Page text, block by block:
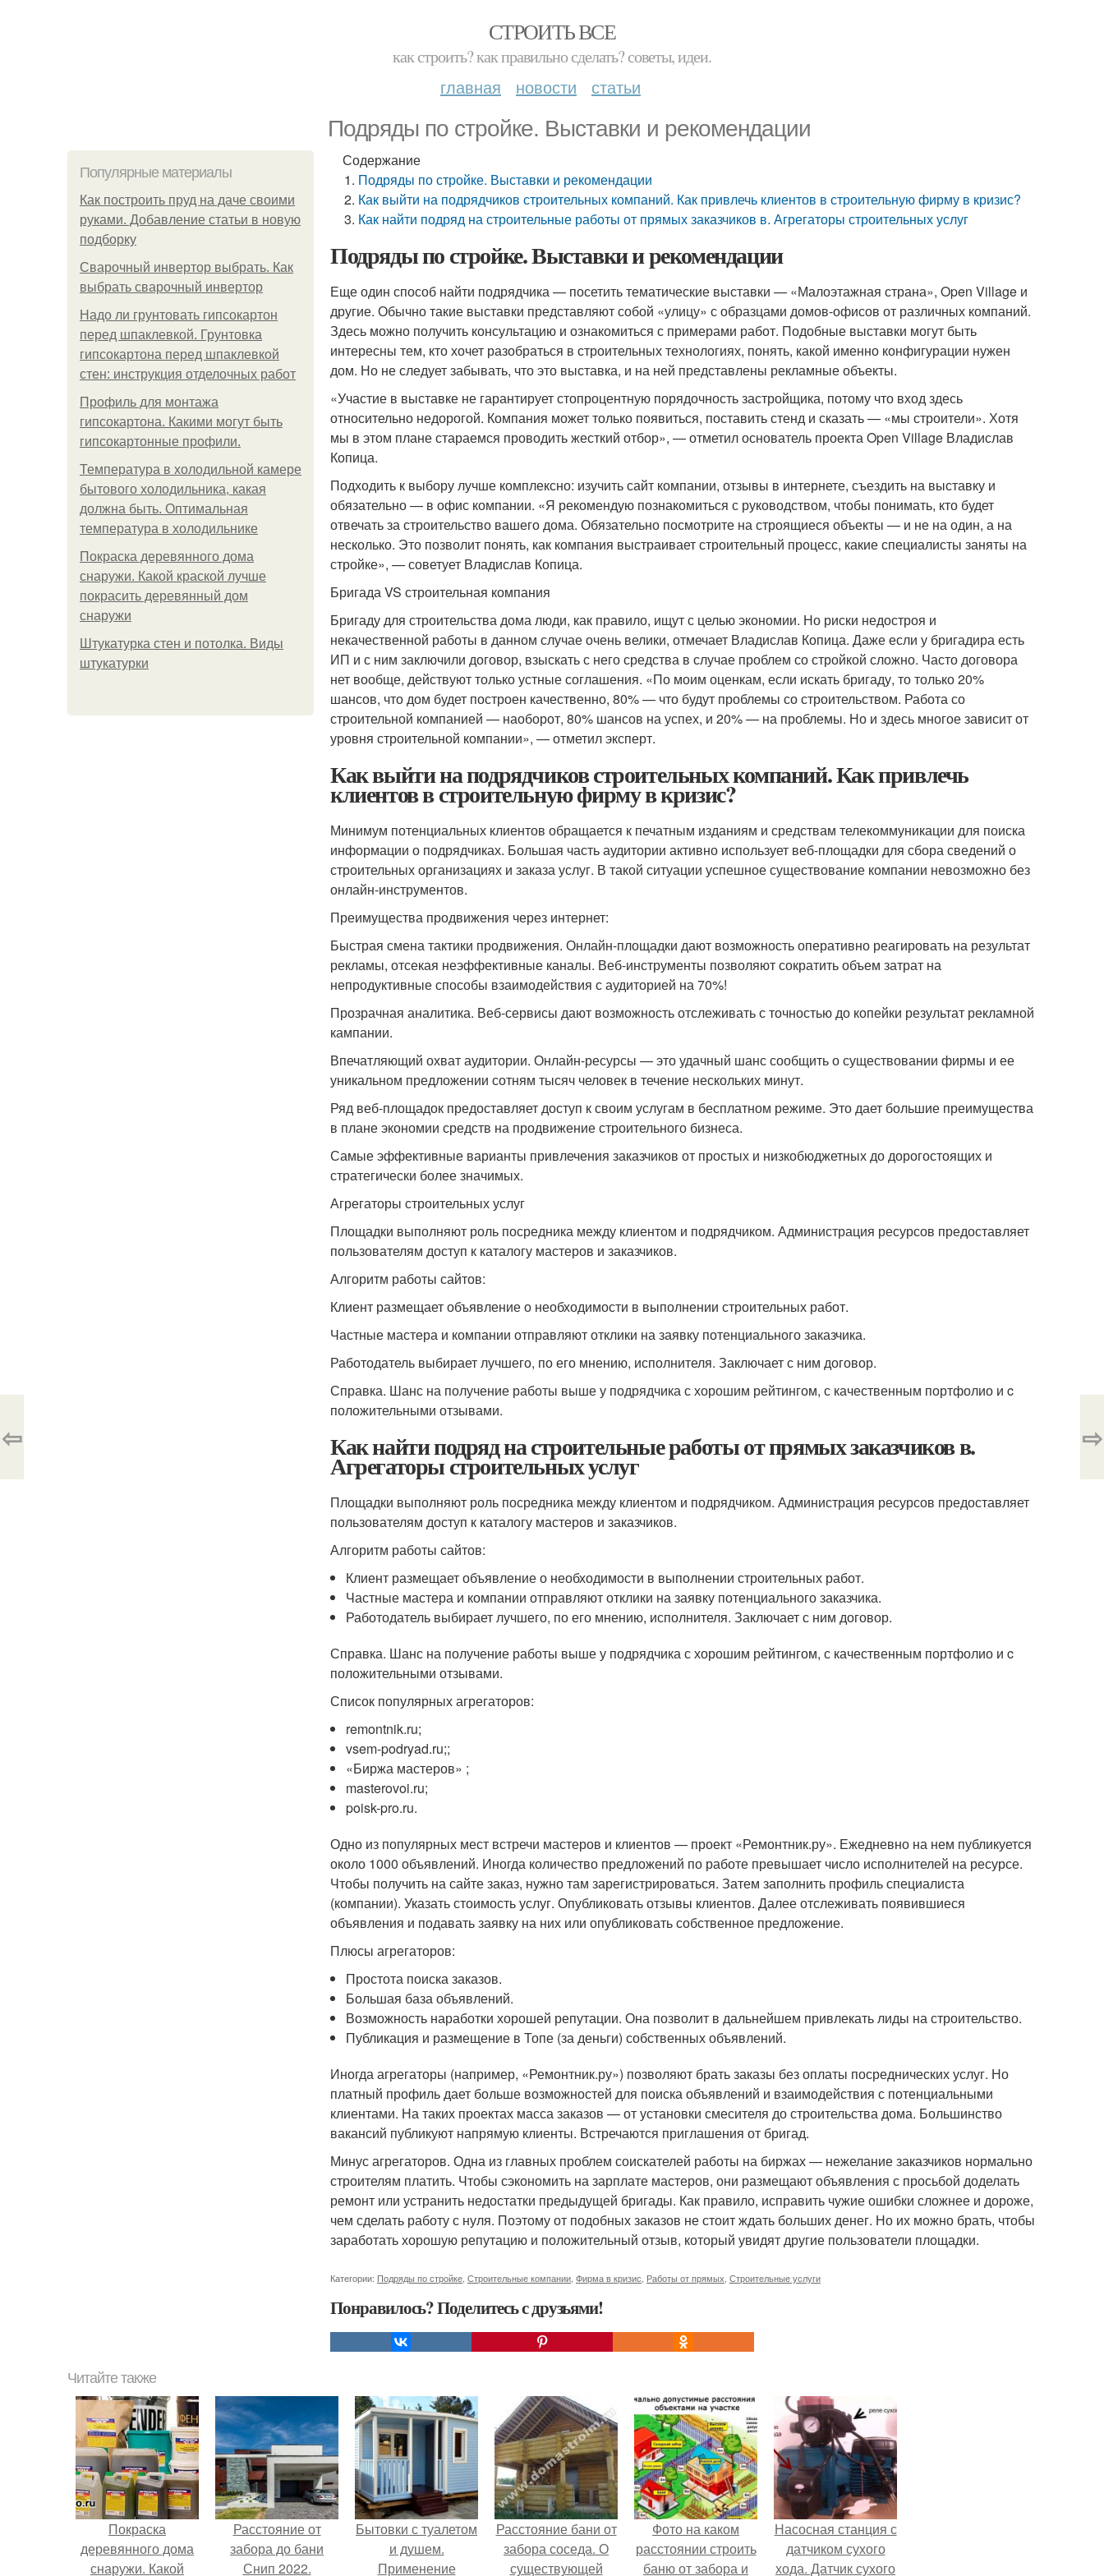
СТРОИТЬ ВСЕ
как строить? как правильно сделать? советы, идеи.
главная новости статьи
Подряды по стройке. Выставки и рекомендации
Популярные материалы
Как построить пруд на даче своими
руками. Добавление статьи в новую
подборку
Сварочный инвертор выбрать. Как
выбрать сварочный инвертор
Надо ли грунтовать гипсокартон
перед шпаклевкой. Грунтовка
гипсокартона перед шпаклевкой
стен: инструкция отделочных работ
Профиль для монтажа
гипсокартона. Какими могут быть
гипсокартонные профили.
Температура в холодильной камере
бытового холодильника, какая
должна быть. Оптимальная
температура в холодильнике
Покраска деревянного дома
снаружи. Какой краской лучше
покрасить деревянный дом
снаружи
Штукатурка стен и потолка. Виды
штукатурки
Содержание
Подряды по стройке. Выставки и рекомендации
Как выйти на подрядчиков строительных компаний. Как привлечь клиентов в строительную фирму в кризис?
Как найти подряд на строительные работы от прямых заказчиков в. Агрегаторы строительных услуг
Подряды по стройке. Выставки и рекомендации
Еще один способ найти подрядчика — посетить тематические выставки — «Малоэтажная страна», Open Village и
другие. Обычно такие выставки представляют собой «улицу» с образцами домов-офисов от различных компаний.
Здесь можно получить консультацию и ознакомиться с примерами работ. Подобные выставки могут быть
интересны тем, кто хочет разобраться в строительных технологиях, понять, какой именно конфигурации нужен
дом. Но не следует забывать, что это выставка, и на ней представлены рекламные объекты.
«Участие в выставке не гарантирует стопроцентную порядочность застройщика, потому что вход здесь
относительно недорогой. Компания может только появиться, поставить стенд и сказать — «мы строители». Хотя
мы в этом плане стараемся проводить жесткий отбор», — отметил основатель проекта Open Village Владислав
Копица.
Подходить к выбору лучше комплексно: изучить сайт компании, отзывы в интернете, съездить на выставку и
обязательно — в офис компании. «Я рекомендую познакомиться с руководством, чтобы понимать, кто будет
отвечать за строительство вашего дома. Обязательно посмотрите на строящиеся объекты — и не на один, а на
несколько. Это позволит понять, как компания выстраивает строительный процесс, какие специалисты заняты на
стройке», — советует Владислав Копица.
Бригада VS строительная компания
Бригаду для строительства дома люди, как правило, ищут с целью экономии. Но риски недостроя и
некачественной работы в данном случае очень велики, отмечает Владислав Копица. Даже если у бригадира есть
ИП и с ним заключили договор, взыскать с него средства в случае проблем со стройкой сложно. Часто договора
нет вообще, действуют только устные соглашения. «По моим оценкам, если искать бригаду, то только 20%
шансов, что дом будет построен качественно, 80% — что будут проблемы со строительством. Работа со
строительной компанией — наоборот, 80% шансов на успех, и 20% — на проблемы. Но и здесь многое зависит от
уровня строительной компании», — отметил эксперт.
Как выйти на подрядчиков строительных компаний. Как привлечь
клиентов в строительную фирму в кризис?
Минимум потенциальных клиентов обращается к печатным изданиям и средствам телекоммуникации для поиска
информации о подрядчиках. Большая часть аудитории активно использует веб-площадки для сбора сведений о
строительных организациях и заказа услуг. В такой ситуации успешное существование компании невозможно без
онлайн-инструментов.
Преимущества продвижения через интернет:
Быстрая смена тактики продвижения. Онлайн-площадки дают возможность оперативно реагировать на результат
рекламы, отсекая неэффективные каналы. Веб-инструменты позволяют сократить объем затрат на
непродуктивные способы взаимодействия с аудиторией на 70%!
Прозрачная аналитика. Веб-сервисы дают возможность отслеживать с точностью до копейки результат рекламной
кампании.
Впечатляющий охват аудитории. Онлайн-ресурсы — это удачный шанс сообщить о существовании фирмы и ее
уникальном предложении сотням тысяч человек в течение нескольких минут.
Ряд веб-площадок предоставляет доступ к своим услугам в бесплатном режиме. Это дает большие преимущества
в плане экономии средств на продвижение строительного бизнеса.
Самые эффективные варианты привлечения заказчиков от простых и низкобюджетных до дорогостоящих и
стратегически более значимых.
Агрегаторы строительных услуг
Площадки выполняют роль посредника между клиентом и подрядчиком. Администрация ресурсов предоставляет
пользователям доступ к каталогу мастеров и заказчиков.
Алгоритм работы сайтов:
Клиент размещает объявление о необходимости в выполнении строительных работ.
Частные мастера и компании отправляют отклики на заявку потенциального заказчика.
Работодатель выбирает лучшего, по его мнению, исполнителя. Заключает с ним договор.
Справка. Шанс на получение работы выше у подрядчика с хорошим рейтингом, с качественным портфолио и c
положительными отзывами.
Как найти подряд на строительные работы от прямых заказчиков в.
Агрегаторы строительных услуг
Площадки выполняют роль посредника между клиентом и подрядчиком. Администрация ресурсов предоставляет
пользователям доступ к каталогу мастеров и заказчиков.
Алгоритм работы сайтов:
Клиент размещает объявление о необходимости в выполнении строительных работ.
Частные мастера и компании отправляют отклики на заявку потенциального заказчика.
Работодатель выбирает лучшего, по его мнению, исполнителя. Заключает с ним договор.
Справка. Шанс на получение работы выше у подрядчика с хорошим рейтингом, с качественным портфолио и c
положительными отзывами.
Список популярных агрегаторов:
remontnik.ru;
vsem-podryad.ru;;
«Биржа мастеров» ;
masterovoi.ru;
poisk-pro.ru.
Одно из популярных мест встречи мастеров и клиентов — проект «Ремонтник.ру». Ежедневно на нем публикуется
около 1000 объявлений. Иногда количество предложений по работе превышает число исполнителей на ресурсе.
Чтобы получить на сайте заказ, нужно там зарегистрироваться. Затем заполнить профиль специалиста
(компании). Указать стоимость услуг. Опубликовать отзывы клиентов. Далее отслеживать появившиеся
объявления и подавать заявку на них или опубликовать собственное предложение.
Плюсы агрегаторов:
Простота поиска заказов.
Большая база объявлений.
Возможность наработки хорошей репутации. Она позволит в дальнейшем привлекать лиды на строительство.
Публикация и размещение в Топе (за деньги) собственных объявлений.
Иногда агрегаторы (например, «Ремонтник.ру») позволяют брать заказы без оплаты посреднических услуг. Но
платный профиль дает больше возможностей для поиска объявлений и взаимодействия с потенциальными
клиентами. На таких проектах масса заказов — от установки смесителя до строительства дома. Большинство
вакансий публикуют напрямую клиенты. Встречаются приглашения от бригад.
Минус агрегаторов. Одна из главных проблем соискателей работы на биржах — нежелание заказчиков нормально
строителям платить. Чтобы сэкономить на зарплате мастеров, они размещают объявления с просьбой доделать
ремонт или устранить недостатки предыдущей бригады. Как правило, исправить чужие ошибки сложнее и дороже,
чем сделать работу с нуля. Поэтому от подобных заказов не стоит ждать больших денег. Но их можно брать, чтобы
заработать хорошую репутацию и положительный отзыв, который увидят другие пользователи площадки.
Категории: Подряды по стройке Строительные компании Фирма в кризис Работы от прямых Строительные услуги
Понравилось? Поделитесь с друзьями!
⇦ ⇨
Читайте также
Покраска
деревянного дома
снаружи. Какой
Расстояние от
забора до бани
Снип 2022.
Бытовки с туалетом
и душем.
Применение
Расстояние бани от
забора соседа. О
существующей
Фото на каком
расстоянии строить
баню от забора и
Насосная станция с
датчиком сухого
хода. Датчик сухого